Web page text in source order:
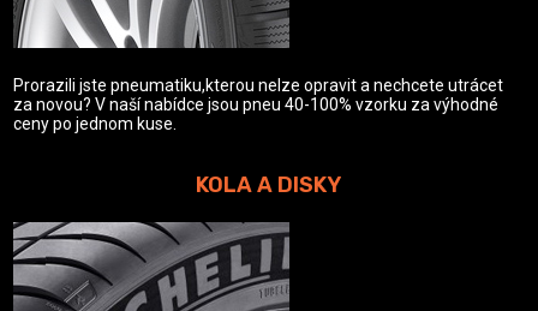
Prorazili jste pneumatiku,kterou nelze opravit a nechcete utrácet
za novou? V naší nabídce jsou pneu 40-100% vzorku za výhodné
ceny po jednom kuse.
KOLA A DISKY